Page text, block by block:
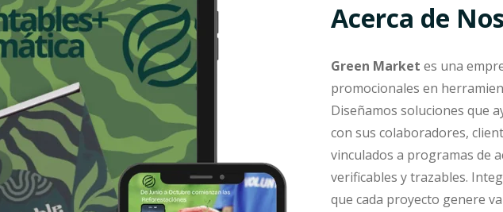
Acerca de
Green Market es una
promocionales en
Diseñamos soluciones que
con sus colaboradores,
vinculados a programas de
verificables y trazables.
que cada proyecto genere